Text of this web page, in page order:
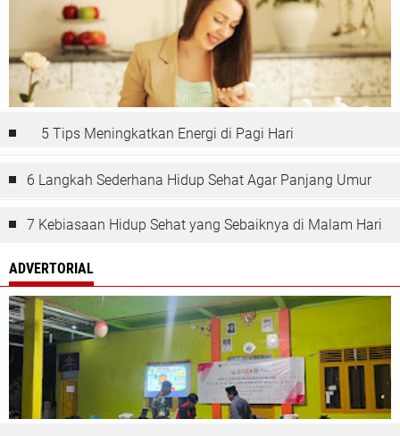
5 Tips Meningkatkan Energi di Pagi Hari
6 Langkah Sederhana Hidup Sehat Agar Panjang Umur
7 Kebiasaan Hidup Sehat yang Sebaiknya di Malam Hari
ADVERTORIAL